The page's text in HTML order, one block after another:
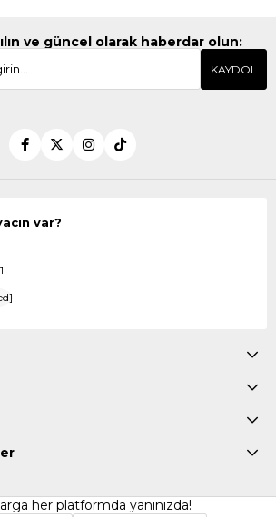
ve güncel olarak haberdar olun:
KAYDOL
var?
her platformda yanınızda!